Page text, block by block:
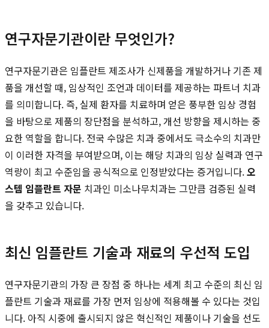
연구자문기관이란 무엇인가?
연구자문기관은 임플란트 제조사가 신제품을 개발하거나 기존 제
품을 개선할 때, 임상적인 조언과 데이터를 제공하는 파트너 치과
를 의미합니다. 즉, 실제 환자를 치료하며 얻은 풍부한 임상 경험
을 바탕으로 제품의 장단점을 분석하고, 개선 방향을 제시하는 중
요한 역할을 합니다. 전국 수많은 치과 중에서도 극소수의 치과만
이 이러한 자격을 부여받으며, 이는 해당 치과의 임상 실력과 연구
역량이 최고 수준임을 공식적으로 인정받았다는 증거입니다.오
스템 임플란트 자문 치과인 미소나무치과는 그만큼 검증된 실력
을 갖추고 있습니다.
최신 임플란트 기술과 재료의 우선적 도입
연구자문기관의 가장 큰 장점 중 하나는 세계 최고 수준의 최신 임
플란트 기술과 재료를 가장 먼저 임상에 적용해볼 수 있다는 것입
니다. 아직 시중에 출시되지 않은 혁신적인 제품이나 기술을 선도